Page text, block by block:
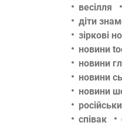
весілля
діти
зіркові
новини
новини
новини
новини
співак